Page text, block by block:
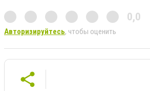
0,0
Авторизируйтесь, чтобы оценить